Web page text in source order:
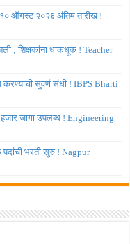
१० ऑगस्ट २०२६ अंतिम तारीख !
; शिक्षकांना धाकधूक ! Teacher
करण्याची सुवर्ण संधी ! IBPS Bharti
हजार जागा उपलब्ध ! Engineering
पदांची भरती सुरु ! Nagpur